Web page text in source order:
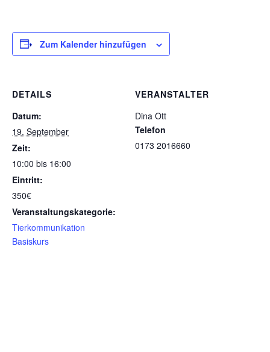
Zum Kalender hinzufügen
DETAILS
Datum:
19. September
Zeit:
10:00 bis 16:00
Eintritt:
350€
Veranstaltungskategorie:
Tierkommunikation
Basiskurs
VERANSTALTER
Dina Ott
Telefon
0173 2016660